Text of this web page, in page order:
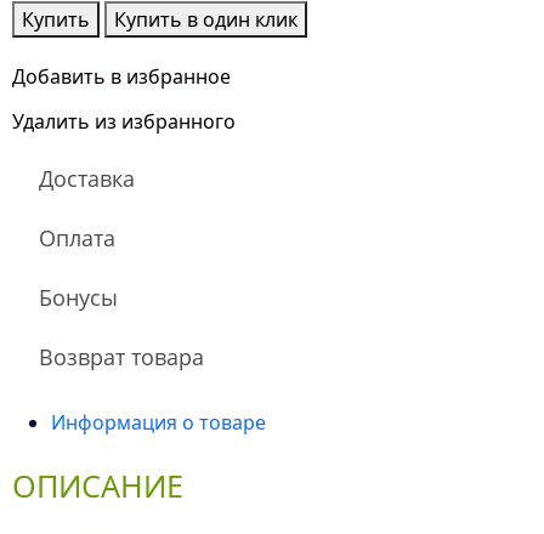
Количество
товара
Единственной
Купить Купить в один клик
Добавить в избранное
Удалить из избранного
Доставка
Оплата
Бонусы
Возврат товара
Информация о товаре
ОПИСАНИЕ